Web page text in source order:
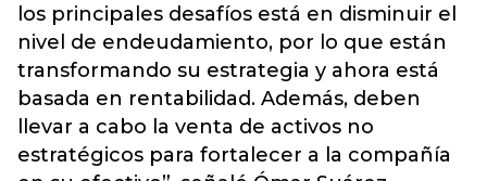
los principales desafíos está en disminuir el
nivel de endeudamiento, por lo que están
transformando su estrategia y ahora está
basada en rentabilidad. Además, deben
llevar a cabo la venta de activos no
estratégicos para fortalecer a la compañía